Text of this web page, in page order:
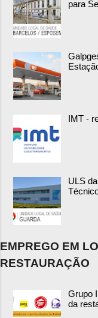
para
IMT -
ULS
EMPREGO EM
RESTAURAÇÃO
Grupo
da